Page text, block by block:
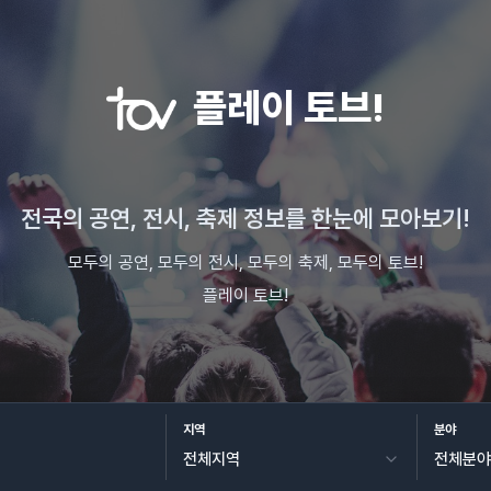
플레이 토브!
전국의 공연, 전시, 축제 정보를 한눈에 모아보기!
모두의 공연, 모두의 전시, 모두의 축제, 모두의 토브!
플레이 토브!
지역 분야